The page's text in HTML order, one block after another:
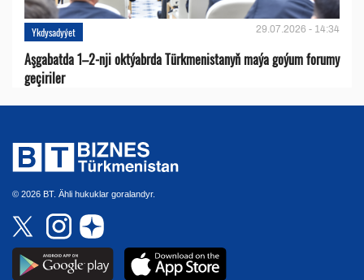
Ykdysadyýet 29.07.2026 - 14:34
Aşgabatda 1–2-nji oktýabrda Türkmenistanyň maýa goýum forumy
geçiriler
© 2026 BT. Ähli hukuklar goralandyr.